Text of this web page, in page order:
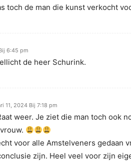
toch de man die kunst verkocht
6:45 pm
de heer Schurink.
11, 2024 Bij 7:18 pm
weer. Je ziet die man toch ook
voor alle Amstelveners gedaan
zijn. Heel veel voor zijn